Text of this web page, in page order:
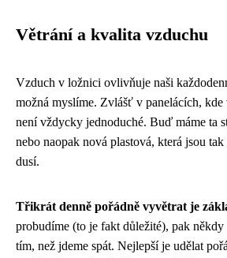
Větrání a kvalita vzduchu
Vzduch v ložnici ovlivňuje naši
možná myslíme. Zvlášť v panelácích, kde
není vždycky jednoduché. Buď máme ta
nebo naopak nová plastová, která jsou tak
dusí.
Třikrát denně pořádně vyvětrat je
probudíme (to je fakt důležité), pak někdy
tím, než jdeme spát. Nejlepší je udělat